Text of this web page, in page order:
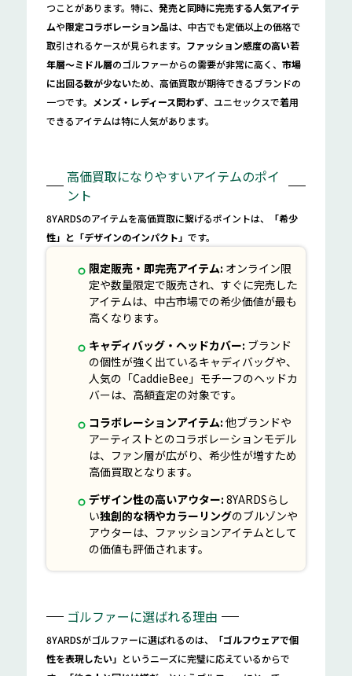
つことがあります。特に、 発売と同時に完売する人気アイテ
ムや限定コラボレーション品は、中古でも定価以上の価格で
取引されるケースが見られます。 ファッション感度の高い若
年層〜ミドル層のゴルファーからの需要が非常に高く、 市場
に出回る数が少ないため、高価買取が期待できるブランドの
一つです。 メンズ・レディース問わず、ユニセックスで着用
できるアイテムは特に人気があります。
高価買取になりやすいアイテムのポイ
ント
8YARDSのアイテムを高価買取に繋げるポイントは、
「希少
性」と「デザインのインパクト」 です。
限定販売・即完売アイテム: オンライン限
定や数量限定で販売され、すぐに完売した
アイテムは、中古市場での希少価値が最も
高くなります。
キャディバッグ・ヘッドカバー: ブランド
の個性が強く出ているキャディバッグや、
人気の「CaddieBee」モチーフのヘッドカ
バーは、高額査定の対象です。
コラボレーションアイテム: 他ブランドや
アーティストとのコラボレーションモデル
は、ファン層が広がり、希少性が増すため
高価買取となります。
デザイン性の高いアウター: 8YARDSらし
い独創的な柄やカラーリングのブルゾンや
アウターは、ファッションアイテムとして
の価値も評価されます。
ゴルファーに選ばれる理由
8YARDSがゴルファーに選ばれるのは、
「ゴルフウェアで個
性を表現したい」 というニーズに完璧に応えているからで